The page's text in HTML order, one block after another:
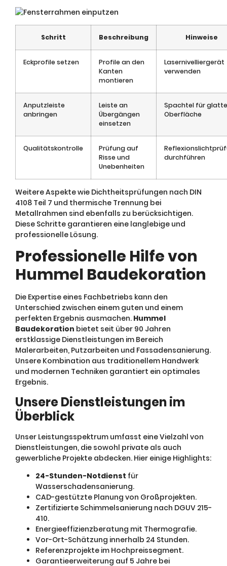
Schritt Beschreibung Hinweise
Eckprofile setzen
Profile an den
Kanten
montieren
Lasernivelliergerät
verwenden
Anputzleiste
anbringen
Leiste an
Übergängen
einsetzen
Spachtel für glatte
Oberfläche
Qualitätskontrolle
Prüfung auf
Risse und
Unebenheiten
durchführen
Weitere Aspekte wie Dichtheitsprüfungen nach DIN
4108 Teil 7 und thermische Trennung bei
Metallrahmen sind ebenfalls zu berücksichtigen.
Diese Schritte garantieren eine langlebige und
professionelle Lösung.
Professionelle Hilfe von
Hummel Baudekoration
Die Expertise eines Fachbetriebs kann den
Unterschied zwischen einem guten und einem
perfekten Ergebnis ausmachen. Hummel
Baudekoration bietet seit über 90 Jahren
erstklassige Dienstleistungen im Bereich
Malerarbeiten, Putzarbeiten und Fassadensanierung.
Unsere Kombination aus traditionellem Handwerk
und modernen Techniken garantiert ein optimales
Ergebnis.
Unsere Dienstleistungen im
Überblick
Unser Leistungsspektrum umfasst eine Vielzahl von
Dienstleistungen, die sowohl private als auch
gewerbliche Projekte abdecken. Hier einige Highlights:
24-Stunden-Notdienst für
Wasserschadensanierung.
CAD-gestützte Planung von Großprojekten.
Zertifizierte Schimmelsanierung nach DGUV 215-
410.
Energieeffizienzberatung mit Thermografie.
Vor-Ort-Schätzung innerhalb 24 Stunden.
Referenzprojekte im Hochpreissegment.
Garantieerweiterung auf 5 Jahre bei